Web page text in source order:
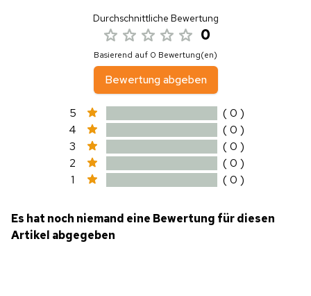
Durchschnittliche Bewertung
0
Basierend auf 0 Bewertung(en)
Bewertung abgeben
5
( 0 )
4
( 0 )
3
( 0 )
2
( 0 )
1
( 0 )
Es hat noch niemand eine Bewertung für diesen
Artikel abgegeben